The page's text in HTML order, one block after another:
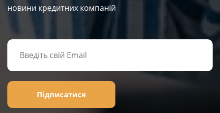
новини кредитних компаній
Підписатися